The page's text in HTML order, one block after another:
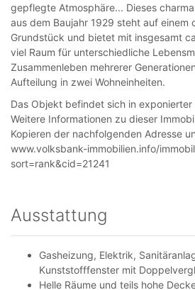
gepflegte Atmosphäre... Dieses
aus dem Baujahr 1929 steht auf einem
Grundstück und bietet mit insgesamt
viel Raum für unterschiedliche
Zusammenleben mehrerer
Aufteilung in zwei Wohneinheiten.
Das Objekt befindet sich in
Weitere Informationen zu dieser
Kopieren der nachfolgenden Adresse
www.volksbank-immobilien.info/
sort=rank&cid=21241
Ausstattung
Gasheizung, Elektrik,
Kunststofffenster mit
Helle Räume und teils hohe